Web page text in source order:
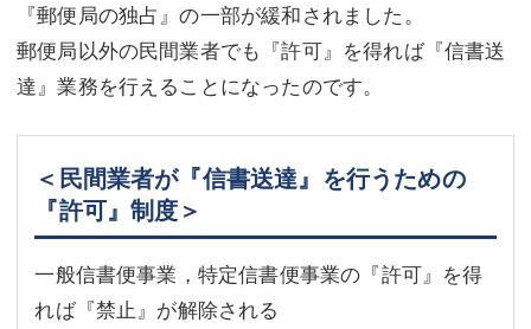
『郵便局の独占』の一部が緩和されました。
郵便局以外の民間業者でも『許可』を得れば『信書送
達』業務を行えることになったのです。
＜民間業者が『信書送達』を行うための
『許可』制度＞
一般信書便事業，特定信書便事業の『許可』を得
れば『禁止』が解除される